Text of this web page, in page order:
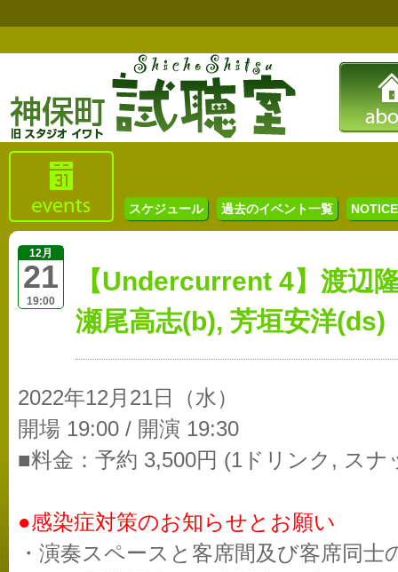
スケジュール 過去のイベント一覧
12月
21
19:00
【Undercurrent 4】渡辺
瀬尾高志(b), 芳垣安洋(ds)
2022年12月21日（水）
開場 19:00 / 開演 19:30
■料金：予約 3,500円 (1ドリンク, スナ
●感染症対策のお知らせとお願い
・演奏スペースと客席間及び客席同